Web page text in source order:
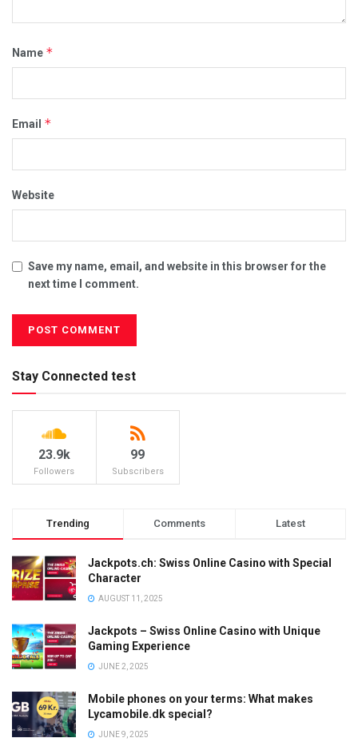
Name *
Email *
Website
Save my name, email, and website in this browser for the
next time I comment.
Stay Connected test
23.9k
Followers
99
Subscribers
Trending Comments Latest
Jackpots.ch: Swiss Online Casino with Special
Character
AUGUST 11, 2025
Jackpots – Swiss Online Casino with Unique
Gaming Experience
JUNE 2, 2025
Mobile phones on your terms: What makes
Lycamobile.dk special?
JUNE 9, 2025